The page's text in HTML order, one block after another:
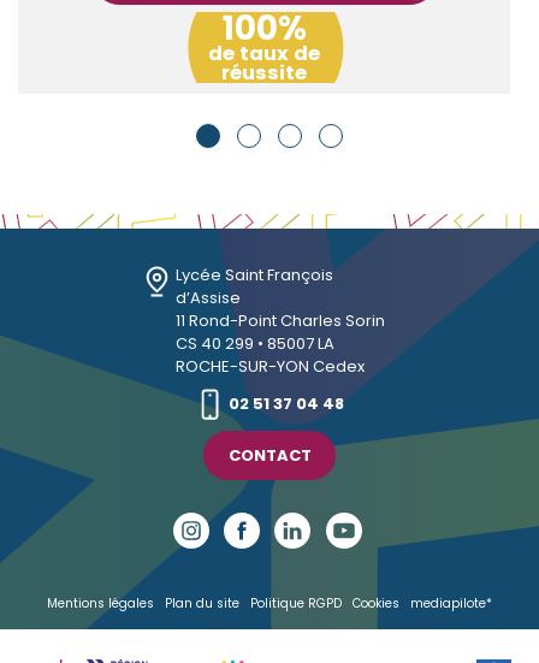
100%
de taux de
réussite
Lycée Saint François
d’Assise
11 Rond-Point Charles Sorin
CS 40 299 • 85007 LA
ROCHE-SUR-YON Cedex
02 51 37 04 48
CONTACT
Mentions légales Plan du site Politique RGPD Cookies mediapilote*